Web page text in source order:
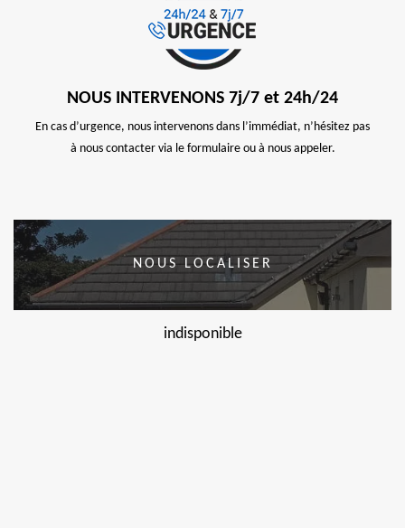
NOUS INTERVENONS 7j/7 et 24h/24
En cas d’urgence, nous intervenons dans l’immédiat, n’hésitez pas
à nous contacter via le formulaire ou à nous appeler.
NOUS LOCALISER
indisponible